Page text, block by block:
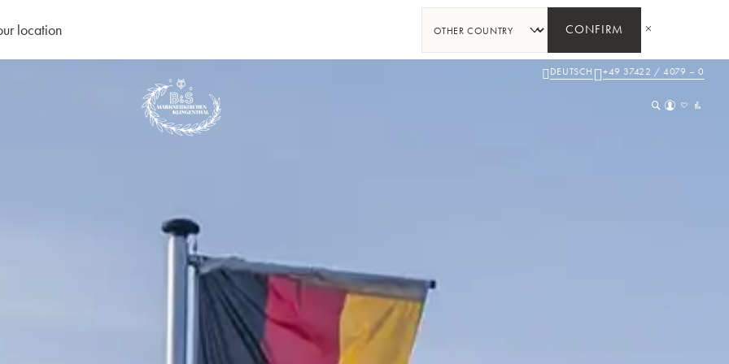
location CONFIRM
DEUTSCH +49 37422 / 4079 – 0